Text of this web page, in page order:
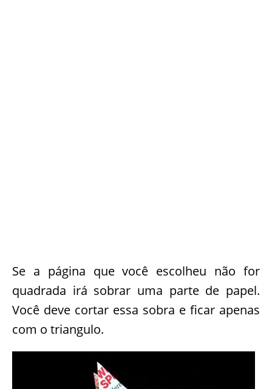
Se a página que você escolheu não for
quadrada irá sobrar uma parte de papel.
Você deve cortar essa sobra e ficar apenas
com o triangulo.